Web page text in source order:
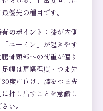
優先の種目です。
のポイント： 膝が内側
「ニーイン」が起きやす
腿骨頸部への荷重が偏り
足幅は肩幅程度・つま先
30度に向け、膝をつま先
に押し出すことを意識し
い。